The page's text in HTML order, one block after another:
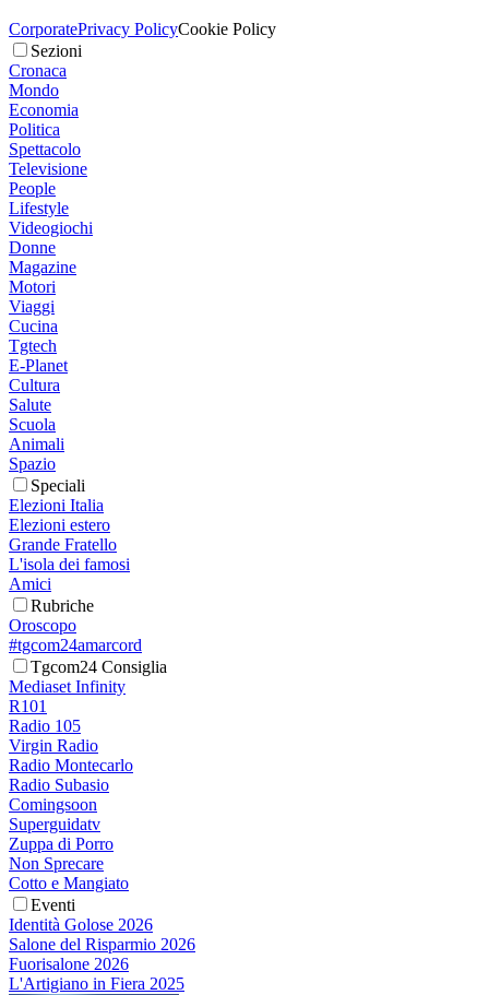
CorporatePrivacy PolicyCookie Policy
Sezioni
Cronaca
Mondo
Economia
Politica
Spettacolo
Televisione
People
Lifestyle
Videogiochi
Donne
Magazine
Motori
Viaggi
Cucina
Tgtech
E-Planet
Cultura
Salute
Scuola
Animali
Spazio
Speciali
Elezioni Italia
Elezioni estero
Grande Fratello
L'isola dei famosi
Amici
Rubriche
Oroscopo
#tgcom24amarcord
Tgcom24 Consiglia
Mediaset Infinity
R101
Radio 105
Virgin Radio
Radio Montecarlo
Radio Subasio
Comingsoon
Superguidatv
Zuppa di Porro
Non Sprecare
Cotto e Mangiato
Eventi
Identità Golose 2026
Salone del Risparmio 2026
Fuorisalone 2026
L'Artigiano in Fiera 2025